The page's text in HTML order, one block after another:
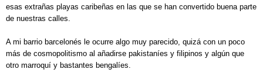
esas extrañas playas caribeñas en las que se han convertido buena parte
de nuestras calles.
A mi barrio barcelonés le ocurre algo muy parecido, quizá con un poco
más de cosmopolitismo al añadirse pakistaníes y filipinos y algún que
otro marroquí y bastantes bengalíes.